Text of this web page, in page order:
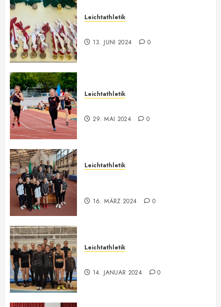
Leichtathletik
13. JUNI 2024 0
Leichtathletik
29. MAI 2024 0
Leichtathletik
16. MÄRZ 2024 0
Leichtathletik
14. JANUAR 2024 0